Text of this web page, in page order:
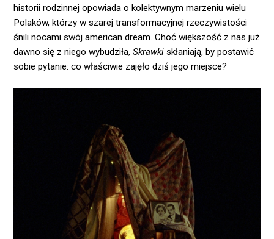
historii rodzinnej opowiada o kolektywnym marzeniu wielu
Polaków, którzy w szarej transformacyjnej rzeczywistości
śnili nocami swój american dream. Choć większość z nas już
dawno się z niego wybudziła,Skrawki skłaniają, by postawić
sobie pytanie: co właściwie zajęło dziś jego miejsce?